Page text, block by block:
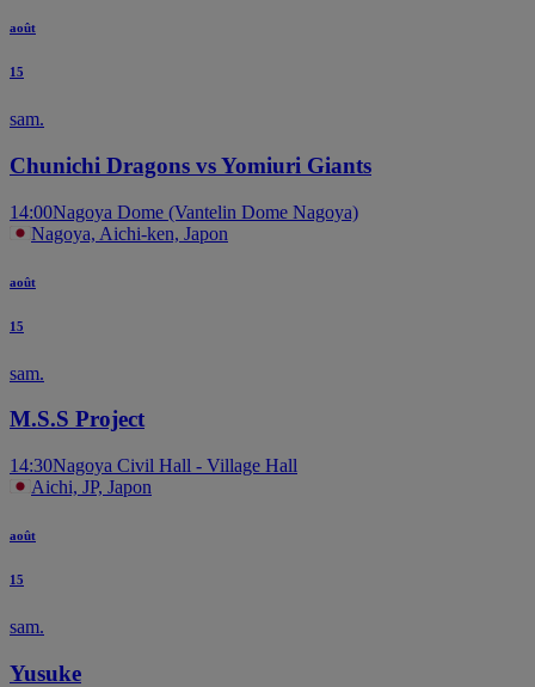
août
15
sam.
Chunichi Dragons vs Yomiuri Giants
14:00Nagoya Dome (Vantelin Dome Nagoya)
Nagoya, Aichi-ken, Japon
août
15
sam.
M.S.S Project
14:30Nagoya Civil Hall - Village Hall
Aichi, JP, Japon
août
15
sam.
Yusuke